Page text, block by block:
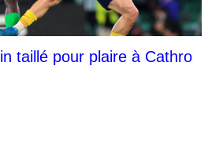
taillé pour plaire à Cathro